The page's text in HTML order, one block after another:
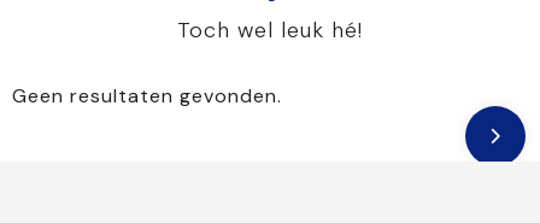
Toch wel leuk hé!
Geen resultaten gevonden.